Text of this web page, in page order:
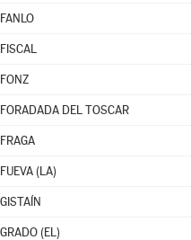
FANLO
FISCAL
FONZ
FORADADA DEL TOSCAR
FRAGA
FUEVA (LA)
GISTAÍN
GRADO (EL)